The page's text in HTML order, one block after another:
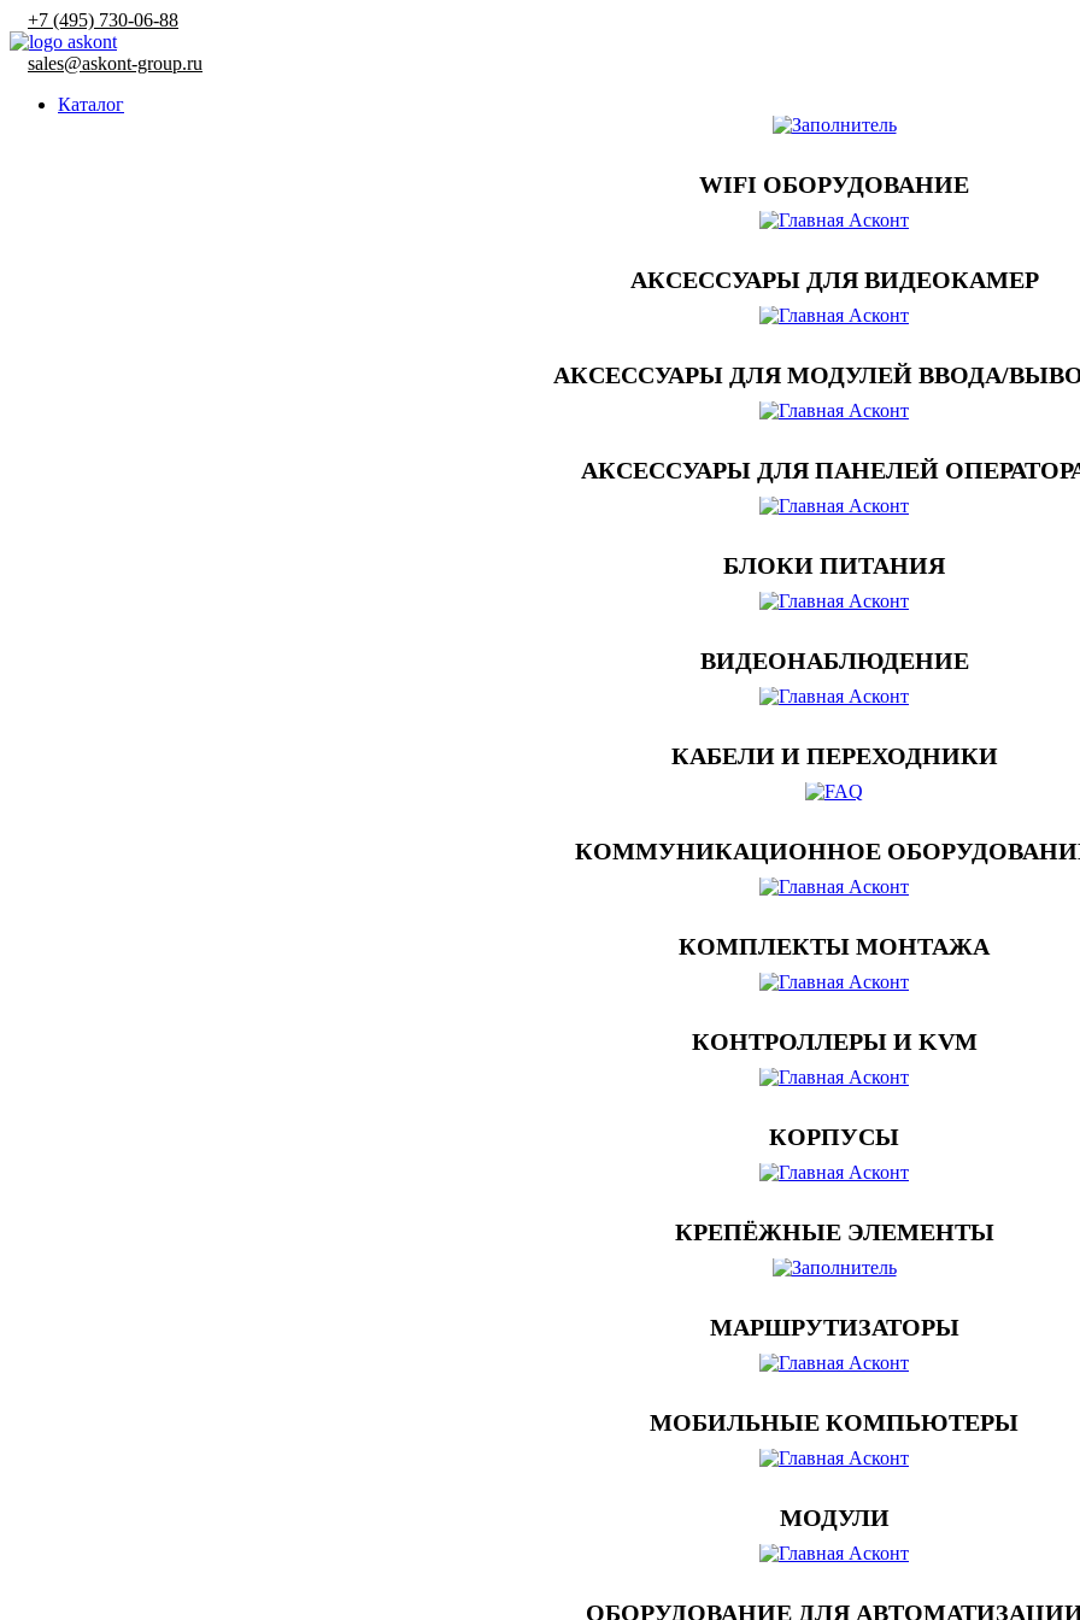
+7 (495) 730-06-88
sales@askont-group.ru
Каталог
WIFI ОБОРУДОВАНИЕ
АКСЕССУАРЫ ДЛЯ ВИДЕОКАМЕР
АКСЕССУАРЫ ДЛЯ МОДУЛЕЙ ВВОДА/
АКСЕССУАРЫ ДЛЯ ПАНЕЛЕЙ
БЛОКИ ПИТАНИЯ
ВИДЕОНАБЛЮДЕНИЕ
КАБЕЛИ И ПЕРЕХОДНИКИ
КОММУНИКАЦИОННОЕ
КОМПЛЕКТЫ МОНТАЖА
КОНТРОЛЛЕРЫ И KVM
КОРПУСЫ
КРЕПЁЖНЫЕ ЭЛЕМЕНТЫ
МАРШРУТИЗАТОРЫ
МОБИЛЬНЫЕ КОМПЬЮТЕРЫ
МОДУЛИ
ОБОРУДОВАНИЕ ДЛЯ